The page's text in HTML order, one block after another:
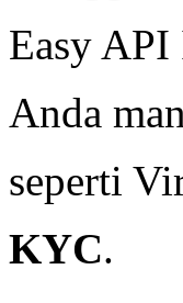
Easy API
Anda
seperti
KYC.